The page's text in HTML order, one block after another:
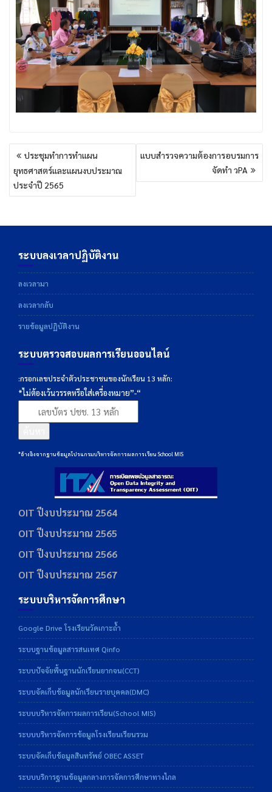
แนะแนว
เรื่องประชุมทำการทำแผน
ยุทธศาสตร์และแผนงบประมาณ
ประจำปี 2565
แบบสำรวจความต้องการอบรมการ
จัดทำ วPA
ระบบลงเวลาปฏิบัติงาน
ลงเวลามา
ลงเวลากลับ
รายข้อมูลปฏิบัติงาน
ระบบตรวจสอบผลการเรียนออนไลน์
:กรอกเลขประจำตัวประชาชนของนักเรียน 13 หลัก:
*ไม่ต้องเว้นวรรคหรือใส่เครื่องหมาย”-“
*อ้างอิงจากฐานข้อมูลโปรแกรมบริหารจัดการผลการเรียน School MIS
OIT ปีงบประมาณ 2564
OIT ปีงบประมาณ 2565
OIT ปีงบประมาณ 2566
OIT ปีงบประมาณ 2567
ระบบบริหารจัดการศึกษา
Google Drive โรงเรียนวัดเกาะถ้ำ
ระบบฐานข้อมูลสารสนเทศ Qinfo
ระบบปัจจัยพื้นฐานนักเรียนยากจน(CCT)
ระบบจัดเก็บข้อมูลนักเรียนรายบุคคล(DMC)
ระบบบริหารจัดการผลการเรียน(School MIS)
ระบบบริหารจัดการข้อมูลโรงเรียนเรียนรวม
ระบบจัดเก็บข้อมูลสินทรัพย์ OBEC ASSET
ระบบบริการฐานข้อมูลกลางการจัดการศึกษาทางไกล